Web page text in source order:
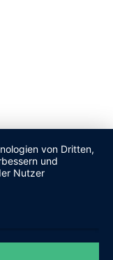
von Dritten,
und
Nutzer